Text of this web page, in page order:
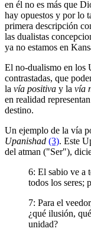
en él no es más que
hay opuestos y por lo
primera descripción
las dualistas
ya no estamos en
El no-dualismo en los
contrastadas, que
la vía positiva y la vía
en realidad
destino.
Un ejemplo de la vía
Upanishad (3). Este
del atman ("Ser"),
6: El sabio ve a
todos los seres;
7: Para el
¿qué ilusión,
unidad?